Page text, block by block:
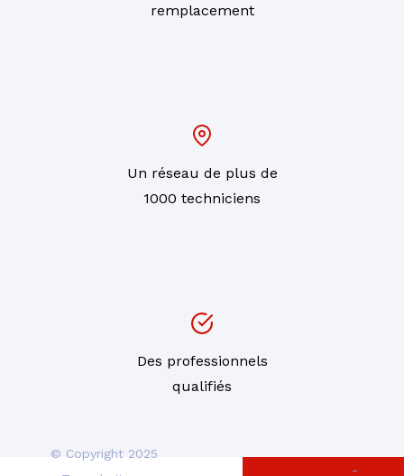
remplacement
Un réseau de plus de
1000 techniciens
Des professionnels
qualifiés
© Copyright 2025
-